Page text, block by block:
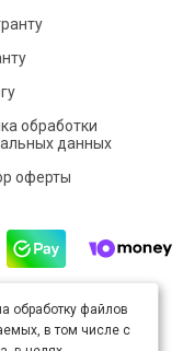
обработки
данных
оферты
полицензии Creative
4.0
обработку файлов
в том числе с